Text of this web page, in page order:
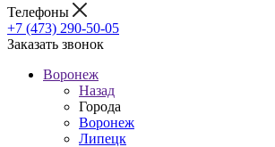
Телефоны
+7 (473) 290-50-05
Заказать звонок
Воронеж
Назад
Города
Воронеж
Липецк